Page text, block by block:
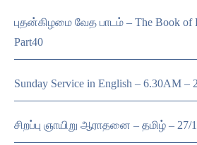
புதன்கிழமை வேத பாடம் – The Book of
Part40
Sunday Service in English – 6.30AM –
சிறப்பு ஞாயிறு ஆராதனை – தமிழ் – 27/